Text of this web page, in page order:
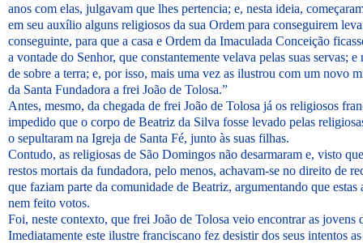
anos com elas, julgavam que lhes pertencia; e, nesta ideia,
em seu auxílio alguns religiosos da sua Ordem para conseguirem
conseguinte, para que a casa e Ordem da Imaculada Conceição
a vontade do Senhor, que constantemente velava pelas suas servas; e
de sobre a terra; e, por isso, mais uma vez as ilustrou com um novo
da Santa Fundadora a frei João de Tolosa.”
Antes, mesmo, da chegada de frei João de Tolosa já os religiosos
impedido que o corpo de Beatriz da Silva fosse levado pelas
o sepultaram na Igreja de Santa Fé, junto às suas filhas.
Contudo, as religiosas de São Domingos não desarmaram e, visto
restos mortais da fundadora, pelo menos, achavam-se no direito de
que faziam parte da comunidade de Beatriz, argumentando que
nem feito votos.
Foi, neste contexto, que frei João de Tolosa veio encontrar as
Imediatamente este ilustre franciscano fez desistir dos seus intentos